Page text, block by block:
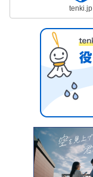
tenki.jp